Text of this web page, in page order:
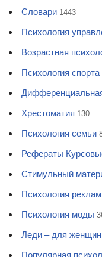
Словари 1443
Психология
Возрастная
Психология спорта
Хрестоматия 130
Психология семьи
Рефераты
Стимульный
Психология
Психология моды
Леди – для